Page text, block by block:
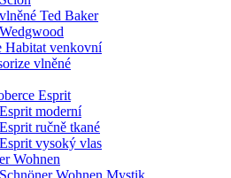
Ted Baker
Habitat venkovní
vlněné
Esprit
moderní
ručně tkané
vysoký vlas
Wohnen
Wohnen Mystik